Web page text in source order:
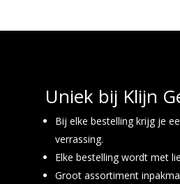
Uniek bij Klijn
Bij elke bestelling krijg je
verrassing.
Elke bestelling wordt met
Groot assortiment